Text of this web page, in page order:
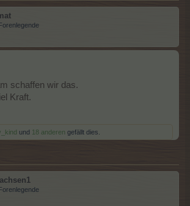
schaffen wir das.
Kraft.
und 18 anderen gefällt dies.